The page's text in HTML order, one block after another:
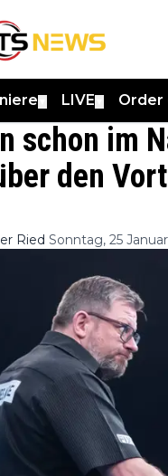
LIVE Order
schon im
den
Ried Sonntag, 25